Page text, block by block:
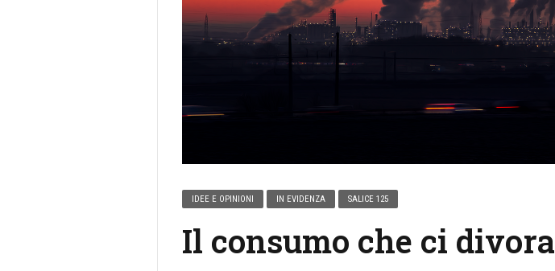
IDEE E OPINIONI IN EVIDENZA SALICE 125
Il consumo che ci divora